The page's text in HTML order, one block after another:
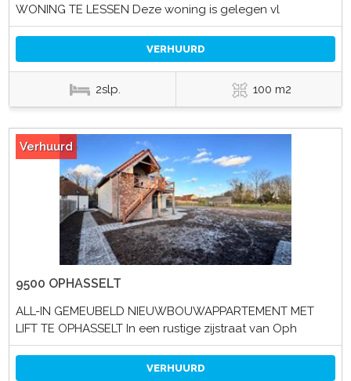
WONING TE LESSEN Deze woning is gelegen vl
VERHUURD
2slp. 100 m2
Verhuurd
9500 OPHASSELT
ALL-IN GEMEUBELD NIEUWBOUWAPPARTEMENT MET
LIFT TE OPHASSELT In een rustige zijstraat van Oph
VERHUURD